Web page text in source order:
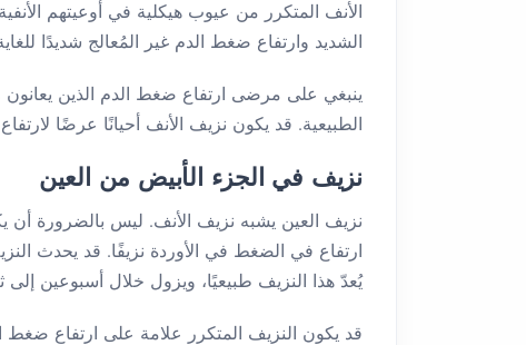
الأنف المتكرر من عيوب هيكلية في أوعيتهم
الشديد وارتفاع ضغط الدم غير المُعالج شديدًا
ينبغي على مرضى ارتفاع ضغط الدم الذين
الطبيعية. قد يكون نزيف الأنف أحيانًا عرضًا
نزيف في الجزء الأبيض من العين
نزيف العين يشبه نزيف الأنف. ليس بالضرورة
ارتفاع في الضغط في الأوردة نزيفًا. قد يحدث
يُعدّ هذا النزيف طبيعيًا، ويزول خلال أسبوعين إلى
قد يكون النزيف المتكرر علامة على ارتفاع